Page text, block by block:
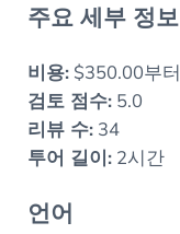
주요 세부 정보
비용:$350.00부터
검토 점수:5.0
리뷰 수:34
투어 길이:2시간
언어